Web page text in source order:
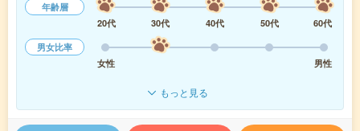
年齢層
20代
30代 40代 50代
60代
男女比率
女性
男性
もっと見る